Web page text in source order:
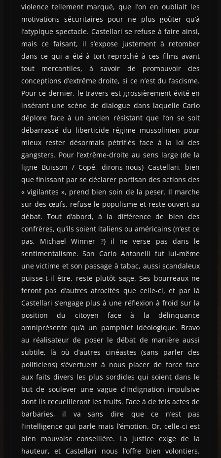
violence tellement marqué, que l’on en oubliait les
motivations sécuritaires pour ne plus goûter qu’à
l’atypique spectacle. Castellari se refuse à faire ainsi,
mais ce faisant, il s’expose justement à retomber
dans ce qui a été à tort reproché à ces films avant
tout mercantiles, à savoir de promouvoir des
conceptions d’extrême droite, si ce n’est du fascisme.
Pour ce dernier, le travers est grossièrement évité en
insérant une scène de dialogue dans laquelle Carlo
déplore face à un ancien résistant que l’on se soit
débarrassé du liberticide régime mussolinien pour
mieux rester désormais pétrifiés face à la loi des
gangsters. Pour l’extrême-droite au sens large (de la
ligne Buisson / Copé, dirons-nous) Castellari, bien
que finissant par se déclarer partisan des actions des
« vigilantes », prend bien soin de la peser. Il marche
sur des œufs, refuse le populisme et reste ouvert au
débat. Tout d’abord, à la différence de bien des
confrères, qu’ils soient italiens ou américains (n’est ce
pas, Michael Winner ?) il ne verse pas dans le
sentimentalisme. Son Carlo Antonelli fut lui-même
une victime et son passage à tabac, aussi scandaleux
puisse-t-il être, reste plutôt sage. Ses bourreaux ne
feront pas d’autres atrocités que celle-ci, et par là
Castellari s’engage plus à une réflexion à froid sur la
position du citoyen face à la délinquance
omniprésente qu’à un pamphlet idéologique. Bravo
au réalisateur de poser le débat de manière aussi
subtile, là où d’autres cinéastes (sans parler des
politiciens) s’évertuent à nous placer de force face
aux faits divers les plus sordides qui soient dans le
but de soulever une vague d’indignation impulsive
dont ils recueilleront les fruits. Face à de tels actes de
barbaries, il va sans dire que ce n’est pas
l’intelligence qui parle mais l’émotion. Or, celle-ci est
bien mauvaise conseillère. La justice exige de la
hauteur, et Castellari nous l’offre bien volontiers.